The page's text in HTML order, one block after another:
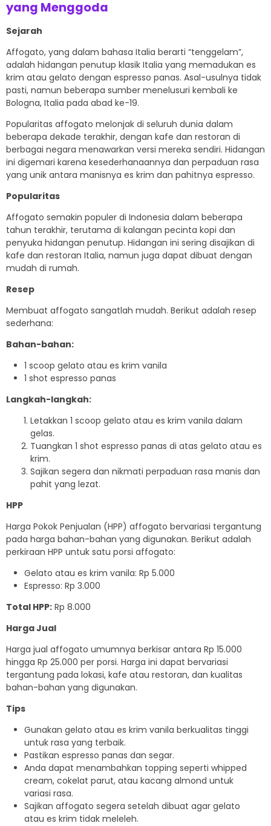
yang Menggoda
Sejarah
Affogato, yang dalam bahasa Italia berarti “tenggelam”,
adalah hidangan penutup klasik Italia yang memadukan es
krim atau gelato dengan espresso panas. Asal-usulnya tidak
pasti, namun beberapa sumber menelusuri kembali ke
Bologna, Italia pada abad ke-19.
Popularitas affogato melonjak di seluruh dunia dalam
beberapa dekade terakhir, dengan kafe dan restoran di
berbagai negara menawarkan versi mereka sendiri. Hidangan
ini digemari karena kesederhanaannya dan perpaduan rasa
yang unik antara manisnya es krim dan pahitnya espresso.
Popularitas
Affogato semakin populer di Indonesia dalam beberapa
tahun terakhir, terutama di kalangan pecinta kopi dan
penyuka hidangan penutup. Hidangan ini sering disajikan di
kafe dan restoran Italia, namun juga dapat dibuat dengan
mudah di rumah.
Resep
Membuat affogato sangatlah mudah. Berikut adalah resep
sederhana:
Bahan-bahan:
1 scoop gelato atau es krim vanila
1 shot espresso panas
Langkah-langkah:
Letakkan 1 scoop gelato atau es krim vanila dalam
gelas.
Tuangkan 1 shot espresso panas di atas gelato atau es
krim.
Sajikan segera dan nikmati perpaduan rasa manis dan
pahit yang lezat.
HPP
Harga Pokok Penjualan (HPP) affogato bervariasi tergantung
pada harga bahan-bahan yang digunakan. Berikut adalah
perkiraan HPP untuk satu porsi affogato:
Gelato atau es krim vanila: Rp 5.000
Espresso: Rp 3.000
Total HPP: Rp 8.000
Harga Jual
Harga jual affogato umumnya berkisar antara Rp 15.000
hingga Rp 25.000 per porsi. Harga ini dapat bervariasi
tergantung pada lokasi, kafe atau restoran, dan kualitas
bahan-bahan yang digunakan.
Tips
Gunakan gelato atau es krim vanila berkualitas tinggi
untuk rasa yang terbaik.
Pastikan espresso panas dan segar.
Anda dapat menambahkan topping seperti whipped
cream, cokelat parut, atau kacang almond untuk
variasi rasa.
Sajikan affogato segera setelah dibuat agar gelato
atau es krim tidak meleleh.